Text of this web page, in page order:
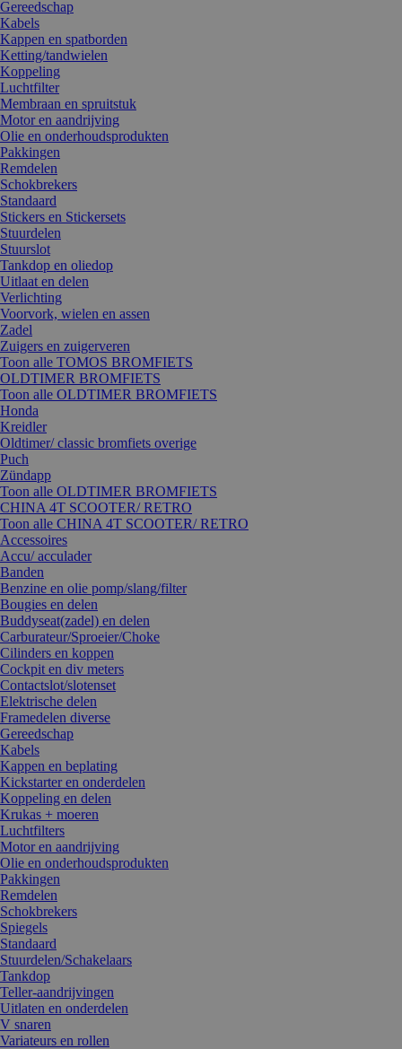
Gereedschap
Kabels
Kappen en spatborden
Ketting/tandwielen
Koppeling
Luchtfilter
Membraan en spruitstuk
Motor en aandrijving
Olie en onderhoudsprodukten
Pakkingen
Remdelen
Schokbrekers
Standaard
Stickers en Stickersets
Stuurdelen
Stuurslot
Tankdop en oliedop
Uitlaat en delen
Verlichting
Voorvork, wielen en assen
Zadel
Zuigers en zuigerveren
Toon alle TOMOS BROMFIETS
OLDTIMER BROMFIETS
Toon alle OLDTIMER BROMFIETS
Honda
Kreidler
Oldtimer/ classic bromfiets overige
Puch
Zündapp
Toon alle OLDTIMER BROMFIETS
CHINA 4T SCOOTER/ RETRO
Toon alle CHINA 4T SCOOTER/ RETRO
Accessoires
Accu/ acculader
Banden
Benzine en olie pomp/slang/filter
Bougies en delen
Buddyseat(zadel) en delen
Carburateur/Sproeier/Choke
Cilinders en koppen
Cockpit en div meters
Contactslot/slotenset
Elektrische delen
Framedelen diverse
Gereedschap
Kabels
Kappen en beplating
Kickstarter en onderdelen
Koppeling en delen
Krukas + moeren
Luchtfilters
Motor en aandrijving
Olie en onderhoudsprodukten
Pakkingen
Remdelen
Schokbrekers
Spiegels
Standaard
Stuurdelen/Schakelaars
Tankdop
Teller-aandrijvingen
Uitlaten en onderdelen
V snaren
Variateurs en rollen